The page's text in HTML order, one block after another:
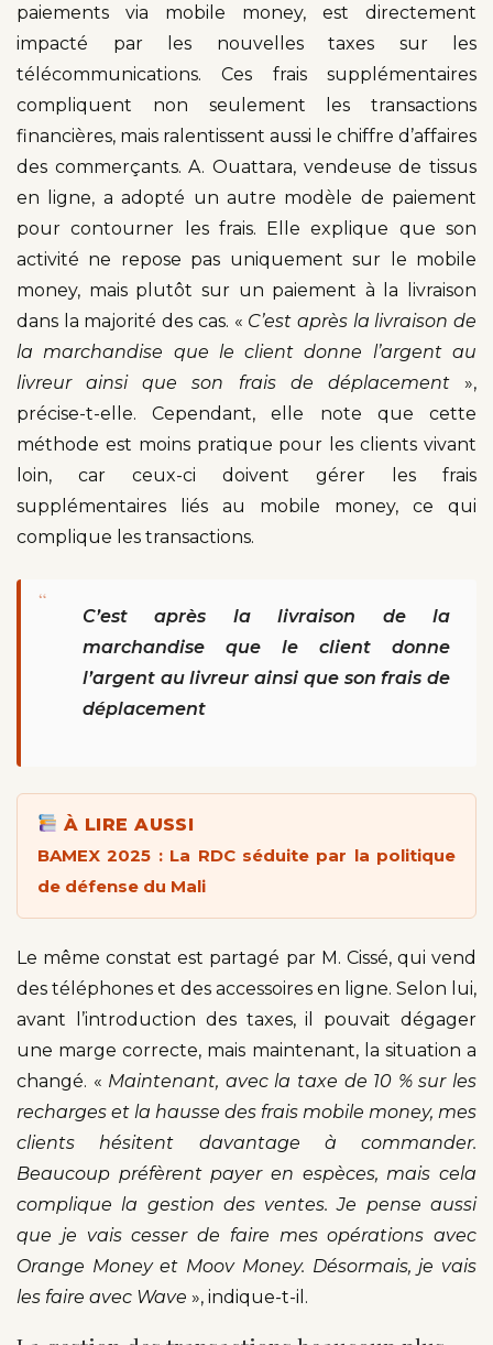
paiements via mobile money, est directement
impacté par les nouvelles taxes sur les
télécommunications. Ces frais supplémentaires
compliquent non seulement les transactions
financières, mais ralentissent aussi le chiffre d’affaires
des commerçants. A. Ouattara, vendeuse de tissus
en ligne, a adopté un autre modèle de paiement
pour contourner les frais. Elle explique que son
activité ne repose pas uniquement sur le mobile
money, mais plutôt sur un paiement à la livraison
dans la majorité des cas. « C’est après la livraison de
la marchandise que le client donne l’argent au
livreur ainsi que son frais de déplacement »,
précise-t-elle. Cependant, elle note que cette
méthode est moins pratique pour les clients vivant
loin, car ceux-ci doivent gérer les frais
supplémentaires liés au mobile money, ce qui
complique les transactions.
“
C’est après la livraison de la
marchandise que le client donne
l’argent au livreur ainsi que son frais de
déplacement
À LIRE AUSSI
BAMEX 2025 : La RDC séduite par la politique
de défense du Mali
Le même constat est partagé par M. Cissé, qui vend
des téléphones et des accessoires en ligne. Selon lui,
avant l’introduction des taxes, il pouvait dégager
une marge correcte, mais maintenant, la situation a
changé. « Maintenant, avec la taxe de 10 % sur les
recharges et la hausse des frais mobile money, mes
clients hésitent davantage à commander.
Beaucoup préfèrent payer en espèces, mais cela
complique la gestion des ventes. Je pense aussi
que je vais cesser de faire mes opérations avec
Orange Money et Moov Money. Désormais, je vais
les faire avec Wave », indique-t-il.